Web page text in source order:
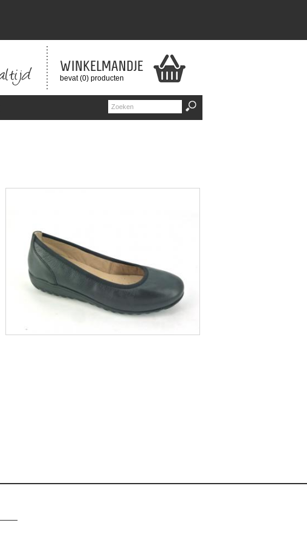
WINKELMANDJE
bevat (0) producten